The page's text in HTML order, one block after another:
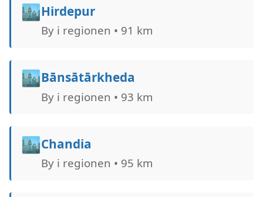
🏙️Hirdepur
By i regionen • 91 km
🏙️Bānsātārkheda
By i regionen • 93 km
🏙️Chandia
By i regionen • 95 km